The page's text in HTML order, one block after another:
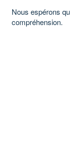
Nous espérons
compréhension.